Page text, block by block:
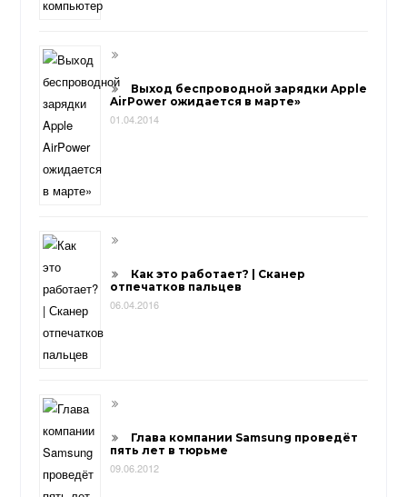
Выход беспроводной зарядки Apple
AirPower ожидается в марте»
01.04.2014
Как это работает? | Сканер
отпечатков пальцев
06.04.2016
Глава компании Samsung проведёт
пять лет в тюрьме
09.06.2012